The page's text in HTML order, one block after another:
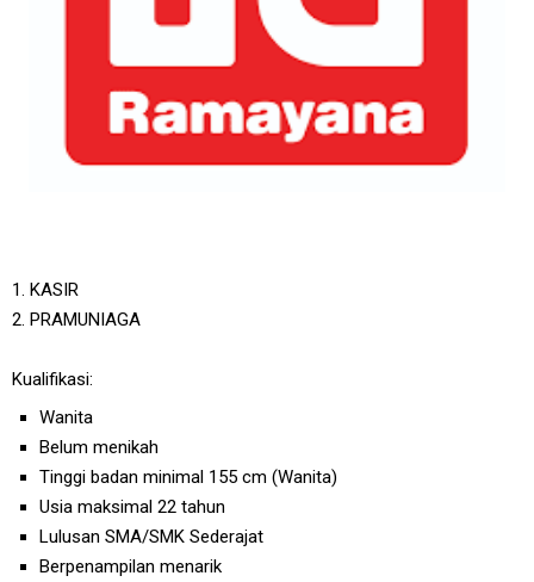
1. KASIR
2. PRAMUNIAGA
Kualifikasi:
Wanita
Belum menikah
Tinggi badan minimal 155 cm (Wanita)
Usia maksimal 22 tahun
Lulusan SMA/SMK Sederajat
Berpenampilan menarik